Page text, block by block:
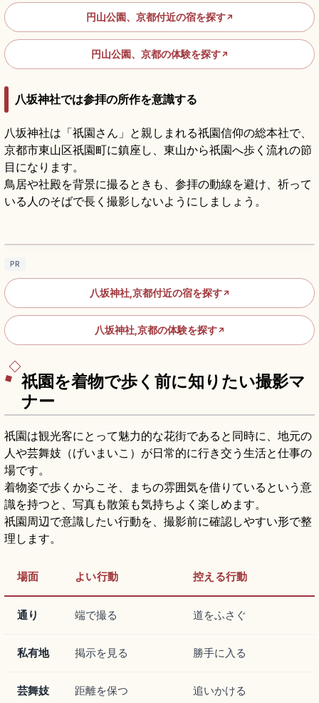
円山公園、京都付近の宿を探す↗
円山公園、京都の体験を探す↗
八坂神社では参拝の所作を意識する
八坂神社は「祇園さん」と親しまれる祇園信仰の総本社で、
京都市東山区祇園町に鎮座し、東山から祇園へ歩く流れの節
目になります。
鳥居や社殿を背景に撮るときも、参拝の動線を避け、祈って
いる人のそばで長く撮影しないようにしましょう。
八坂神社の見どころ｜祇園の国宝本殿と祇園
PR
八坂神社,京都付近の宿を探す↗
八坂神社,京都の体験を探す↗
祇園を着物で歩く前に知りたい撮影マ
ナー
祇園は観光客にとって魅力的な花街であると同時に、地元の
人や芸舞妓（げいまいこ）が日常的に行き交う生活と仕事の
場です。
着物姿で歩くからこそ、まちの雰囲気を借りているという意
識を持つと、写真も散策も気持ちよく楽しめます。
祇園周辺で意識したい行動を、撮影前に確認しやすい形で整
理します。
場面 よい行動 控える行動
通り 端で撮る 道をふさぐ
私有地 掲示を見る 勝手に入る
芸舞妓 距離を保つ 追いかける